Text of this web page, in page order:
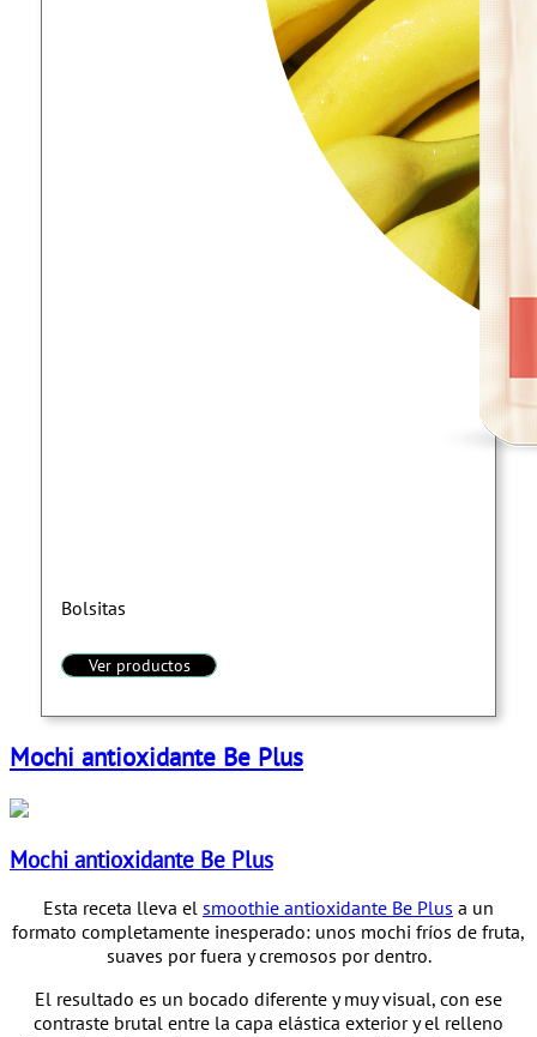
Bolsitas
Ver productos
Mochi antioxidante Be Plus
Mochi antioxidante Be Plus
Esta receta lleva el smoothie antioxidante Be Plus a un
formato completamente inesperado: unos mochi fríos de fruta,
suaves por fuera y cremosos por dentro.
El resultado es un bocado diferente y muy visual, con ese
contraste brutal entre la capa elástica exterior y el relleno